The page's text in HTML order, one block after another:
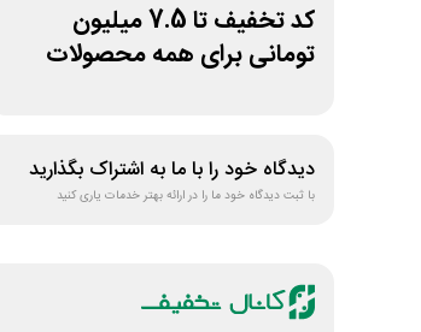
کد تخفیف تا 7.5 میلیون
تومانی برای همه محصولات
دیدگاه خود را با ما به اشتراک بگذارید
با ثبت دیدگاه خود ما را در ارائه بهتر خدمات یاری کنید